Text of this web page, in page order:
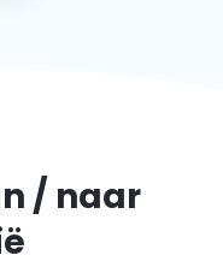
/ naar